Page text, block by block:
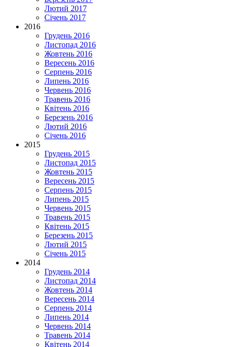
Лютий 2017
Січень 2017
2016
Грудень 2016
Листопад 2016
Жовтень 2016
Вересень 2016
Серпень 2016
Липень 2016
Червень 2016
Травень 2016
Квітень 2016
Березень 2016
Лютий 2016
Січень 2016
2015
Грудень 2015
Листопад 2015
Жовтень 2015
Вересень 2015
Серпень 2015
Липень 2015
Червень 2015
Травень 2015
Квітень 2015
Березень 2015
Лютий 2015
Січень 2015
2014
Грудень 2014
Листопад 2014
Жовтень 2014
Вересень 2014
Серпень 2014
Липень 2014
Червень 2014
Травень 2014
Квітень 2014